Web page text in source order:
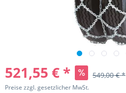
521,55 € * 549,00 € *
Preise zzgl. gesetzlicher MwSt.